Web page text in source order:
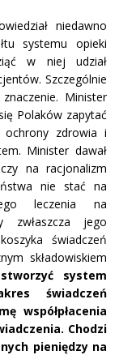
niedawno
systemu opieki
w niej udział
Szczególnie
Minister
Polaków zapytać
ochrony zdrowia i
Minister dawał
na racjonalizm
nie stać na
leczenia na
zwłaszcza jego
świadczeń
składowiskiem
system
świadczeń
współpłacenia
Chodzi
pieniędzy na